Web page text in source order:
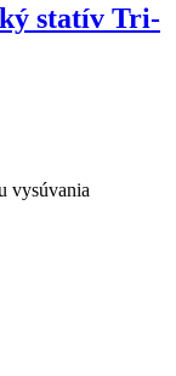
statív Tri-
vysúvania